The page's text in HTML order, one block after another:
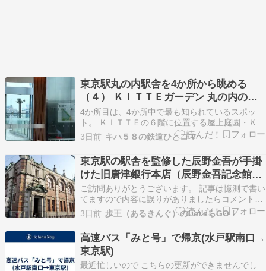
東京駅丸の内駅舎を4か所から眺める
（４） ＫＩＴＴＥガーデン 丸の内の構
成要素＆模型のような鉄道、そして……
4か所目は、4か所中で最も知られているスポッ
ト。 ＫＩＴＴＥの６階に位置する屋上庭園・ＫＩ
ＴＴＥガーデンです。 昨日記事の旧郵便局長室フ
ロアからエスカレーター2基を乗り継ぐと、降り
口の先に大きな自動ドアと”KIITE Garden”の表記
が目の前に現れます。 その自動ドアの先には…
3日前 キハ５８の鉄道ひとコマ
東京駅の駅舎を監修した辰野金吾が手掛
けた旧唐津銀行本店（辰野金吾記念館）
を見てきた話
ご訪問ありがとうございます。 記事は憶測で書い
てますので内容に誤りがありましたらコメント等
でご指摘頂けると助かります。 全国のJR駅が見
たい時はこちら→☆ 第三セクター・私鉄駅が見た
い時はこちら→☆ 皆さま、こんにちは！ まずは
毎度のご報告から。 先日UPしたブログが昨日の
アメ…
3日前 歩王（あるきんぐ）のLet'sらGO！
高速バス「みと号」で帰京(水戸駅南口→
東京駅)
最近忙しいので こちらの更新ができませんでし